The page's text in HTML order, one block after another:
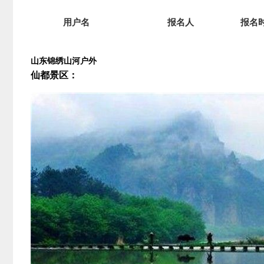
用户名 报名人 报名
山东锦绣山河户外
仙都景区：